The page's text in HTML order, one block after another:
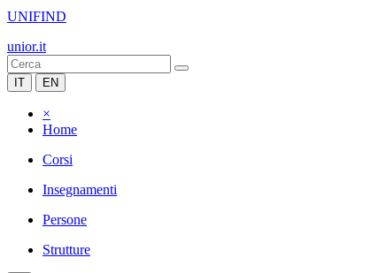
UNIFIND
unior.it
IT EN
×
Home
Corsi
Insegnamenti
Persone
Strutture